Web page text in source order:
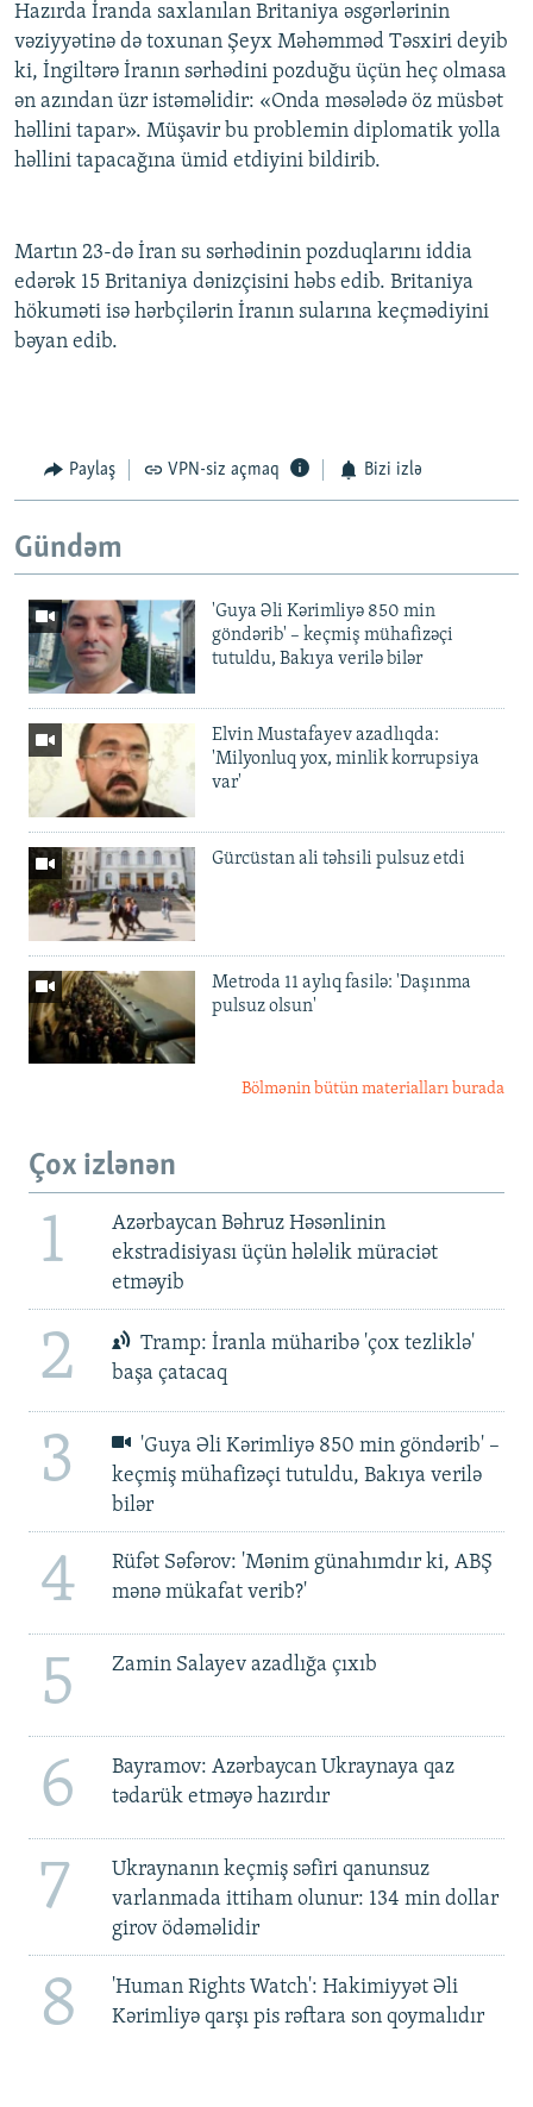
Hazırda İranda saxlanılan Britaniya əsgərlərinin
vəziyyətinə də toxunan Şeyx Məhəmməd Təsxiri deyib
ki, İngiltərə İranın sərhədini pozduğu üçün heç olmasa
ən azından üzr istəməlidir: «Onda məsələdə öz müsbət
həllini tapar». Müşavir bu problemin diplomatik yolla
həllini tapacağına ümid etdiyini bildirib.
Martın 23-də İran su sərhədinin pozduqlarını iddia
edərək 15 Britaniya dənizçisini həbs edib. Britaniya
hökuməti isə hərbçilərin İranın sularına keçmədiyini
bəyan edib.
Paylaş VPN-siz açmaq Bizi izlə
Gündəm
'Guya Əli Kərimliyə 850 min
göndərib' – keçmiş mühafizəçi
tutuldu, Bakıya verilə bilər
Elvin Mustafayev azadlıqda:
'Milyonluq yox, minlik korrupsiya
var'
Gürcüstan ali təhsili pulsuz etdi
Metroda 11 aylıq fasilə: 'Daşınma
pulsuz olsun'
Bölmənin bütün materialları burada
Çox izlənən
1
Azərbaycan Bəhruz Həsənlinin
ekstradisiyası üçün hələlik müraciət
etməyib
2
Tramp: İranla müharibə 'çox tezliklə'
başa çatacaq
3
'Guya Əli Kərimliyə 850 min göndərib' –
keçmiş mühafizəçi tutuldu, Bakıya verilə
bilər
4
Rüfət Səfərov: 'Mənim günahımdır ki, ABŞ
mənə mükafat verib?'
5 Zamin Salayev azadlığa çıxıb
6
Bayramov: Azərbaycan Ukraynaya qaz
tədarük etməyə hazırdır
7
Ukraynanın keçmiş səfiri qanunsuz
varlanmada ittiham olunur: 134 min dollar
girov ödəməlidir
8
'Human Rights Watch': Hakimiyyət Əli
Kərimliyə qarşı pis rəftara son qoymalıdır